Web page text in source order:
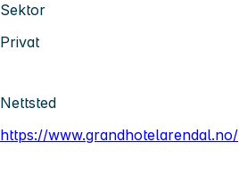
Sektor
Privat
Nettsted
https://www.grandhotelarendal.no/